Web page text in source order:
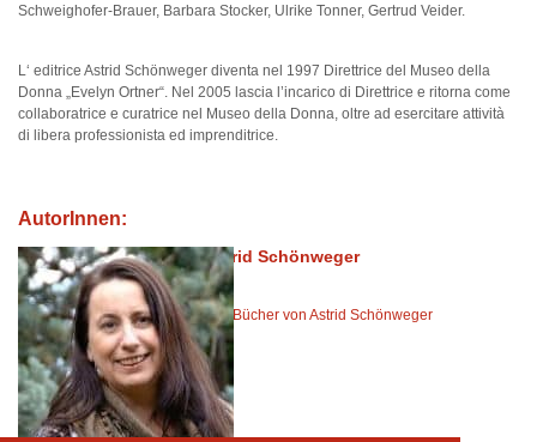
Schweighofer-Brauer, Barbara Stocker, Ulrike Tonner, Gertrud Veider.
L‘ editrice Astrid Schönweger diventa nel 1997 Direttrice del Museo della
Donna „Evelyn Ortner“. Nel 2005 lascia l’incarico di Direttrice e ritorna come
collaboratrice e curatrice nel Museo della Donna, oltre ad esercitare attività
di libera professionista ed imprenditrice.
AutorInnen:
Astrid Schönweger
Alle Bücher von Astrid Schönweger